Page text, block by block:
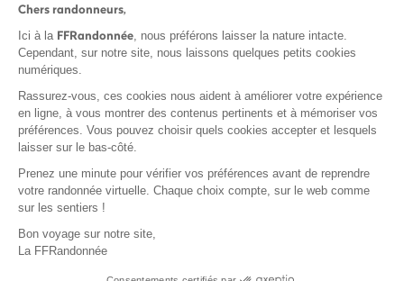
Protection des données
Politique de confidentialité
Chers randonneurs,
Ici à la FFRandonnée, nous préférons laisser la nature intacte.
Cependant, sur notre site, nous laissons quelques petits cookies
numériques.
Rassurez-vous, ces cookies nous aident à améliorer votre expérience
en ligne, à vous montrer des contenus pertinents et à mémoriser vos
préférences. Vous pouvez choisir quels cookies accepter et lesquels
laisser sur le bas-côté.
Prenez une minute pour vérifier vos préférences avant de reprendre
votre randonnée virtuelle. Chaque choix compte, sur le web comme
sur les sentiers !
Bon voyage sur notre site,
La FFRandonnée